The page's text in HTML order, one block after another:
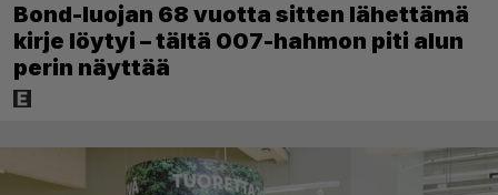
Bond-luojan 68 vuotta sitten lähettämä
kirje löytyi – tältä 007-hahmon piti alun
perin näyttää